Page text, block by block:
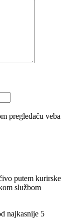
pregledaču veba
putem kurirske
službom
najkasnije 5